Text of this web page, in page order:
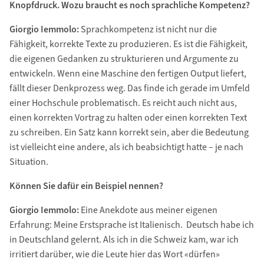
Knopfdruck. Wozu braucht es noch sprachliche Kompetenz?
Giorgio Iemmolo:Sprachkompetenz ist nicht nur die
Fähigkeit, korrekte Texte zu produzieren. Es ist die Fähigkeit,
die eigenen Gedanken zu strukturieren und Argumente zu
entwickeln. Wenn eine Maschine den fertigen Output liefert,
fällt dieser Denkprozess weg. Das finde ich gerade im Umfeld
einer Hochschule problematisch. Es reicht auch nicht aus,
einen korrekten Vortrag zu halten oder einen korrekten Text
zu schreiben. Ein Satz kann korrekt sein, aber die Bedeutung
ist vielleicht eine andere, als ich beabsichtigt hatte – je nach
Situation.
Können Sie dafür ein Beispiel nennen?
Giorgio Iemmolo:Eine Anekdote aus meiner eigenen
Erfahrung: Meine Erstsprache ist Italienisch. Deutsch habe ich
in Deutschland gelernt. Als ich in die Schweiz kam, war ich
irritiert darüber, wie die Leute hier das Wort «dürfen»